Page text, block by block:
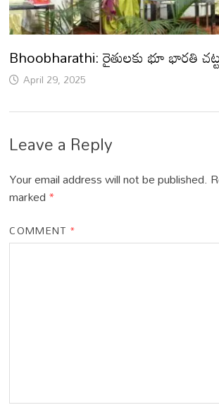
Bhoobharathi: రైతులకు భూ భారతి
April 29, 2025
Leave a Reply
Your email address will not be published.
marked*
COMMENT *